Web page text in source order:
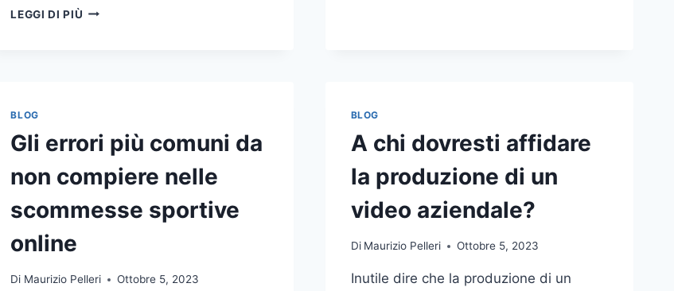
LEGGI DI PIÙ VUOI
A
TIPOGRAFIA
ONLINE?
ECCO
BLOG
Gli errori più comuni da
non compiere nelle
scommesse sportive
online
Di Maurizio Pelleri Ottobre 5, 2023
BLOG
A chi dovresti affidare
la produzione di un
video aziendale?
Di Maurizio Pelleri Ottobre 5, 2023
Inutile dire che la produzione di un